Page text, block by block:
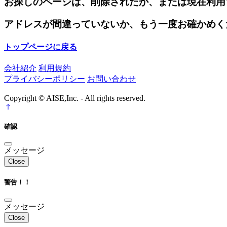
アドレスが間違っていないか、もう一度お確かめ
トップページに戻る
会社紹介 利用規約
プライバシーポリシー お問い合わせ
Copyright © AISE,Inc. - All rights reserved.
確認
メッセージ
Close
警告！！
メッセージ
Close